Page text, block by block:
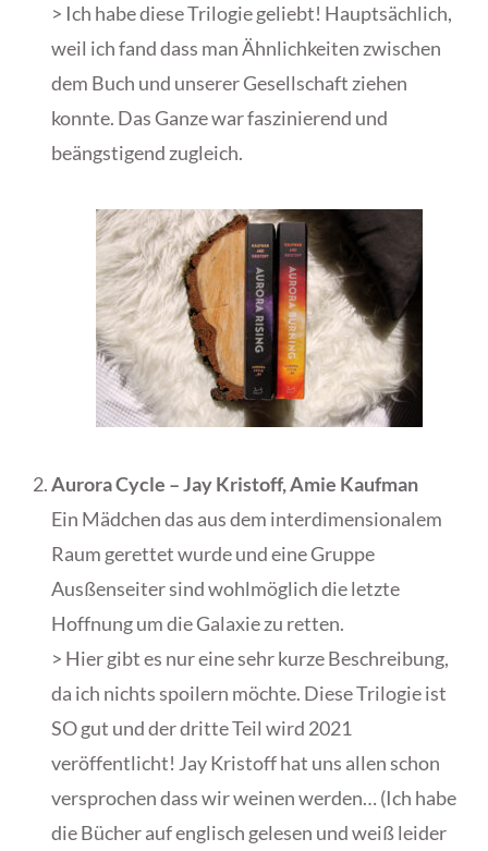
> Ich habe diese Trilogie geliebt! Hauptsächlich,
weil ich fand dass man Ähnlichkeiten zwischen
dem Buch und unserer Gesellschaft ziehen
konnte. Das Ganze war faszinierend und
beängstigend zugleich.
Aurora Cycle – Jay Kristoff, Amie Kaufman
Ein Mädchen das aus dem interdimensionalem
Raum gerettet wurde und eine Gruppe
Ausßenseiter sind wohlmöglich die letzte
Hoffnung um die Galaxie zu retten.
> Hier gibt es nur eine sehr kurze Beschreibung,
da ich nichts spoilern möchte. Diese Trilogie ist
SO gut und der dritte Teil wird 2021
veröffentlicht! Jay Kristoff hat uns allen schon
versprochen dass wir weinen werden… (Ich habe
die Bücher auf englisch gelesen und weiß leider